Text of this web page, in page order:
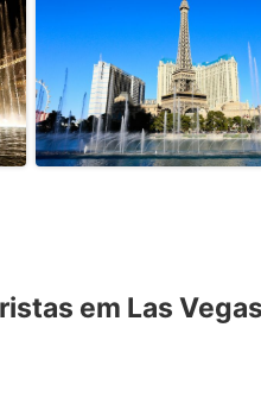
em Las